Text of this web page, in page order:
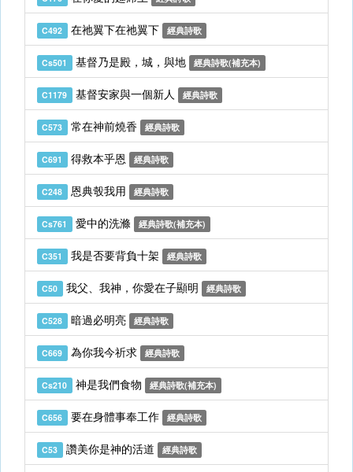
C492 在祂翼下在祂翼下 經典詩歌
Cs501 基督乃是殿，城，與地 經典詩歌(補充本)
C1179 基督安家與一個新人 經典詩歌
C573 常在神前燒香 經典詩歌
C691 得救本乎恩 經典詩歌
C248 恩典彀我用 經典詩歌
Cs761 愛中的洗滌 經典詩歌(補充本)
C351 我是否要背負十架 經典詩歌
C50 我父、我神，你愛在子顯明 經典詩歌
C528 暗過必明亮 經典詩歌
C669 為你我今祈求 經典詩歌
Cs210 神是我們食物 經典詩歌(補充本)
C656 要在身體事奉工作 經典詩歌
C53 讚美你是神的活道 經典詩歌